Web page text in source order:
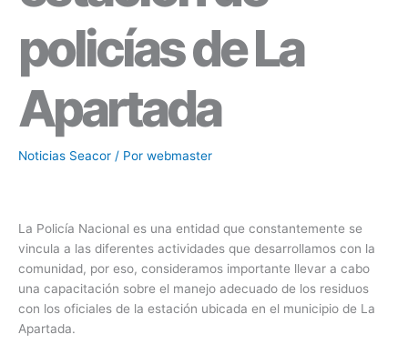
policías de La
Apartada
Noticias Seacor / Por webmaster
La Policía Nacional es una entidad que constantemente se
vincula a las diferentes actividades que desarrollamos con la
comunidad, por eso, consideramos importante llevar a cabo
una capacitación sobre el manejo adecuado de los residuos
con los oficiales de la estación ubicada en el municipio de La
Apartada.